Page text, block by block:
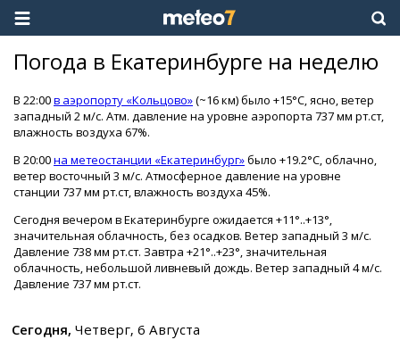
Погода в Екатеринбурге на неделю
В 22:00в аэропорту «Кольцово»(~16 км) было +15°C, ясно, ветер
западный 2 м/с. Атм. давление на уровне аэропорта 737 мм рт.ст,
влажность воздуха 67%.
В 20:00на метеостанции «Екатеринбург»было +19.2°C, облачно,
ветер восточный 3 м/с. Атмосферное давление на уровне
станции 737 мм рт.ст, влажность воздуха 45%.
Сегодня вечером в Екатеринбурге ожидается +11°..+13°,
значительная облачность, без осадков. Ветер западный 3 м/с.
Давление 738 мм рт.ст. Завтра +21°..+23°, значительная
облачность, небольшой ливневый дождь. Ветер западный 4 м/с.
Давление 737 мм рт.ст.
Сегодня, Четверг, 6 Августа